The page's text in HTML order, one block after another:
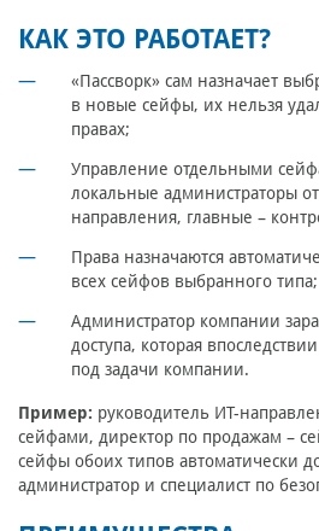
КАК ЭТО РАБОТАЕТ?
«Пассворк» сам назначает
в новые сейфы, их нельзя
правах;
Управление отдельными
локальные администраторы
направления, главные –
Права назначаются
всех сейфов выбранного типа;
Администратор компании
доступа, которая
под задачи компании.
Пример: руководитель ИТ-
сейфами, директор по продажам –
сейфы обоих типов автоматически
администратор и специалист по